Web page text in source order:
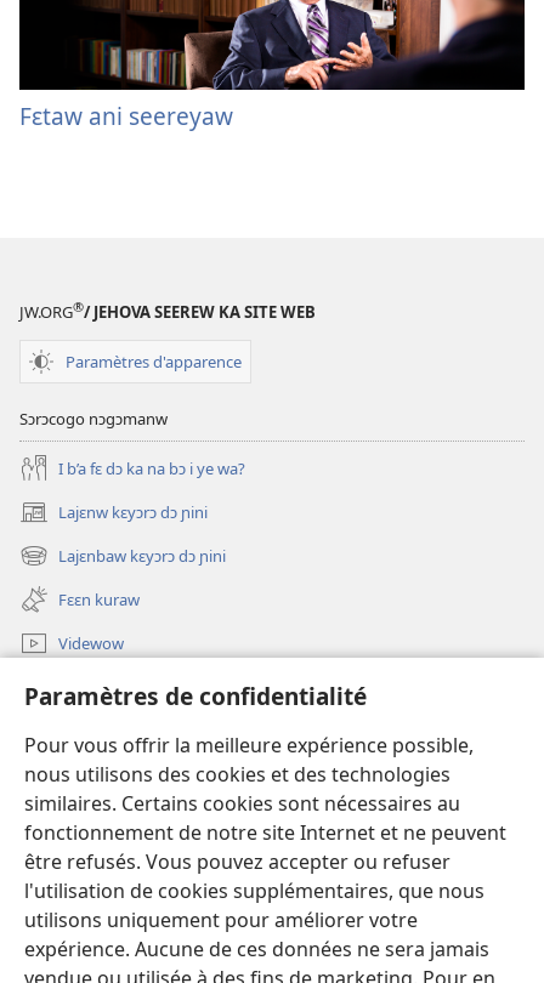
Paramètres de confidentialité
Pour vous offrir la meilleure expérience possible,
nous utilisons des cookies et des technologies
similaires. Certains cookies sont nécessaires au
fonctionnement de notre site Internet et ne peuvent
être refusés. Vous pouvez accepter ou refuser
l'utilisation de cookies supplémentaires, que nous
utilisons uniquement pour améliorer votre
expérience. Aucune de ces données ne sera jamais
Fɛtaw ani seereyaw
JW.ORG®/ JEHOVA SEEREW KA SITE WEB
Paramètres d'apparence
Sɔrɔcogo nɔgɔmanw
I b’a fɛ dɔ ka na bɔ i ye wa?
Lajɛnw kɛyɔrɔ dɔ ɲini
(ouvre
une
nouvelle
fenêtre)
Lajɛnbaw kɛyɔrɔ dɔ ɲini
(ouvre
une
nouvelle
fenêtre)
Fɛɛn kuraw
Videwow
A ɲini
Niliw
(ouvre
une
nouvelle
fenêtre)
Watchtower ka BIBLOTƐKI ƐNTƐRƐNƐTI KAN™
(ouvre
une
nouvelle
fenêtre)
JW Hub
(ouvre
une
nouvelleJW Library App